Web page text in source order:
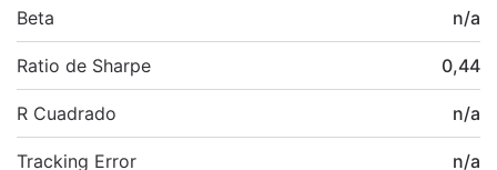
Beta n/a
Ratio de Sharpe 0,44
R Cuadrado n/a
Tracking Error n/a